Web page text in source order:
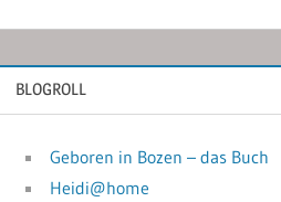
BLOGROLL
Geboren in Bozen – das Buch
Heidi@home